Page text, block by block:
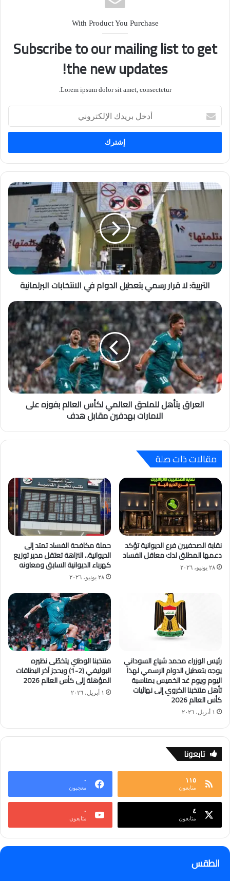
With Product You Purchase
Subscribe to our mailing list to get
the new updates!
Lorem ipsum dolor sit amet, consectetur.
بريدك
الإلكتروني
التربية: لا قرار رسمي بتعطيل الدوام في الانتخابات البرلمانية
العراق يتأهل للملحق العالمي لكأس العالم بفوزه على
الامارات بهدفين مقابل هدف
مقالات ذات صلة
نقابة الصحفيين فرع الديوانية تؤكد
دعمها المطلق لدك معاقل الفساد
٢٨ يونيو، ٢٠٢٦
حملة مكافحة الفساد تمتد إلى
الديوانية.. النزاهة تعتقل مدير توزيع
كهرباء الديوانية السابق ومعاونه
٢٨ يونيو، ٢٠٢٦
رئيس الوزراء محمد شياع السوداني
يوجه بتعطيل الدوام الرسمي لهذا
اليوم ويوم غد الخميس بمناسبة
تأهل منتخبنا الكروي إلى نهائيات
كأس العالم 2026
١ أبريل، ٢٠٢٦
منتخبنا الوطني يتخطّى نظيره
البوليفي (2-1) ويحجز آخر البطاقات
المؤهلة إلى كأس العالم 2026
١ أبريل، ٢٠٢٦
تابعونا
١١٥
متابعون
٠
معجبون
٤
متابعون
٠
متابعون
الطقس